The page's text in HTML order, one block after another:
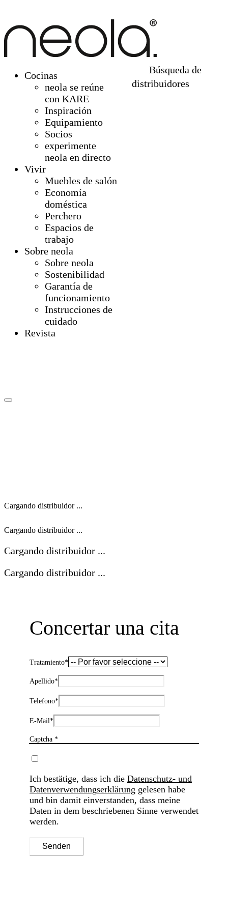
Cocinas
neola se reúne
con KARE
Inspiración
Equipamiento
Socios
experimente
neola en directo
Vivir
Muebles de salón
Economía
doméstica
Perchero
Espacios de
trabajo
Sobre neola
Sobre neola
Sostenibilidad
Garantía de
funcionamiento
Instrucciones de
cuidado
Revista
Búsqueda de
distribuidores
Cargando distribuidor ...
Cargando distribuidor ...
Cargando distribuidor ...
Cargando distribuidor ...
Concertar una cita
Tratamiento*
Apellido*
Telefono*
E-Mail*
Captcha *
Ich bestätige, dass ich die Datenschutz- und
Datenverwendungserklärung gelesen habe
und bin damit einverstanden, dass meine
Daten in dem beschriebenen Sinne verwendet
werden.
Senden